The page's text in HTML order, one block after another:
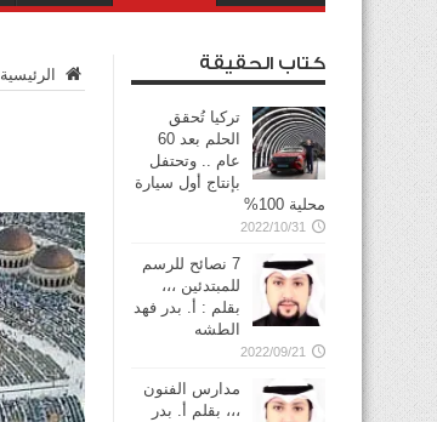
الرئيسية
كتاب الحقيقة
تركيا تُحقق
الحلم بعد 60
عام .. وتحتفل
بإنتاج أول سيارة
محلية 100%
2022/10/31
7 نصائح للرسم
للمبتدئين ،،،
بقلم : أ. بدر فهد
الطشه
2022/09/21
مدارس الفنون
،،، بقلم أ. بدر